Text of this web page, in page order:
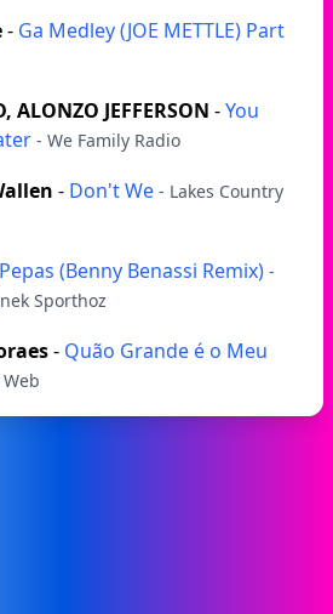
- Ga Medley (JOE METTLE) Part
ALONZO JEFFERSON -You
- We Family Radio
- Don't We - Lakes Country
Pepas (Benny Benassi Remix) -
Sporthoz
- Quão Grande é o Meu